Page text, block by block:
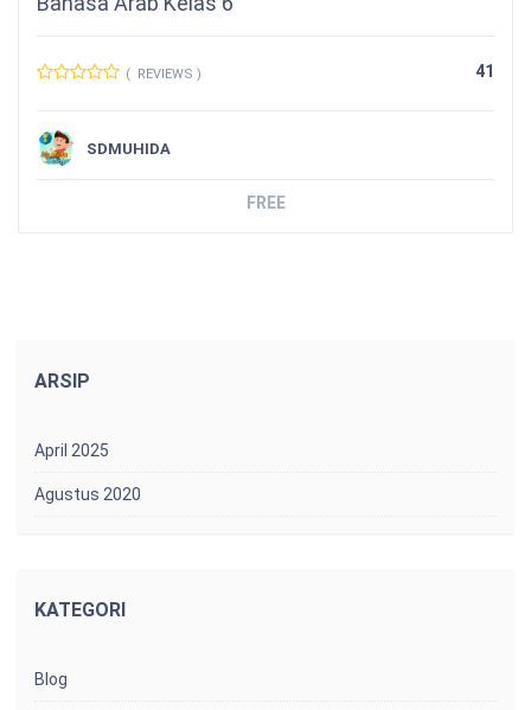
( REVIEWS ) 41
SDMUHIDA
FREE
ARSIP
April 2025
Agustus 2020
KATEGORI
Blog